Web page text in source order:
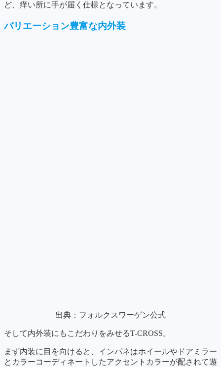
ど、痒い所に手が届く仕様となっています。
バリエーション豊富な内外装
出典：フォルクスワーゲン公式
そして内外装にもこだわりをみせるT-CROSS。
まず内装に目を向けると、インパネはホイールやドアミラー
とカラーコーディネートしたアクセントカラーが配されて遊